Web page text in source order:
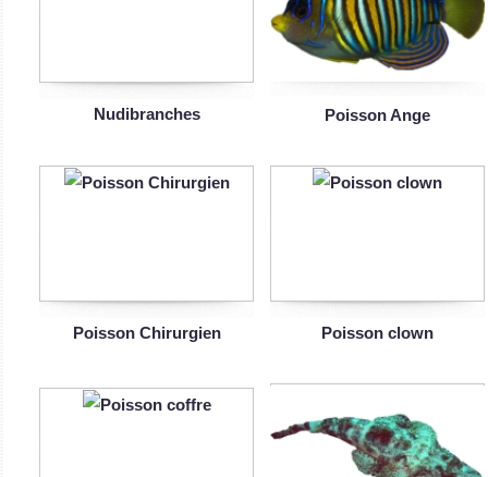
Nudibranches Poisson Ange
Poisson Chirurgien Poisson clown